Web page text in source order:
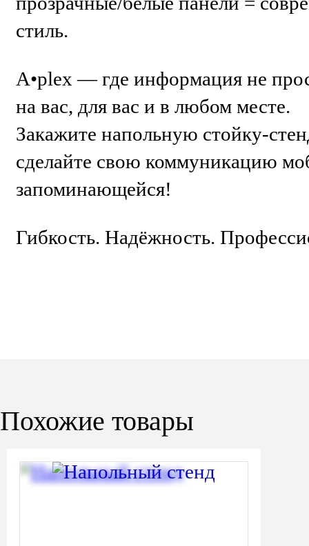
стиль.
A•plex — где информация не
на вас, для вас и в любом месте.
Закажите напольную стойку-
сделайте свою коммуникацию
запоминающейся!
Гибкость. Надёжность.
Похожие товары